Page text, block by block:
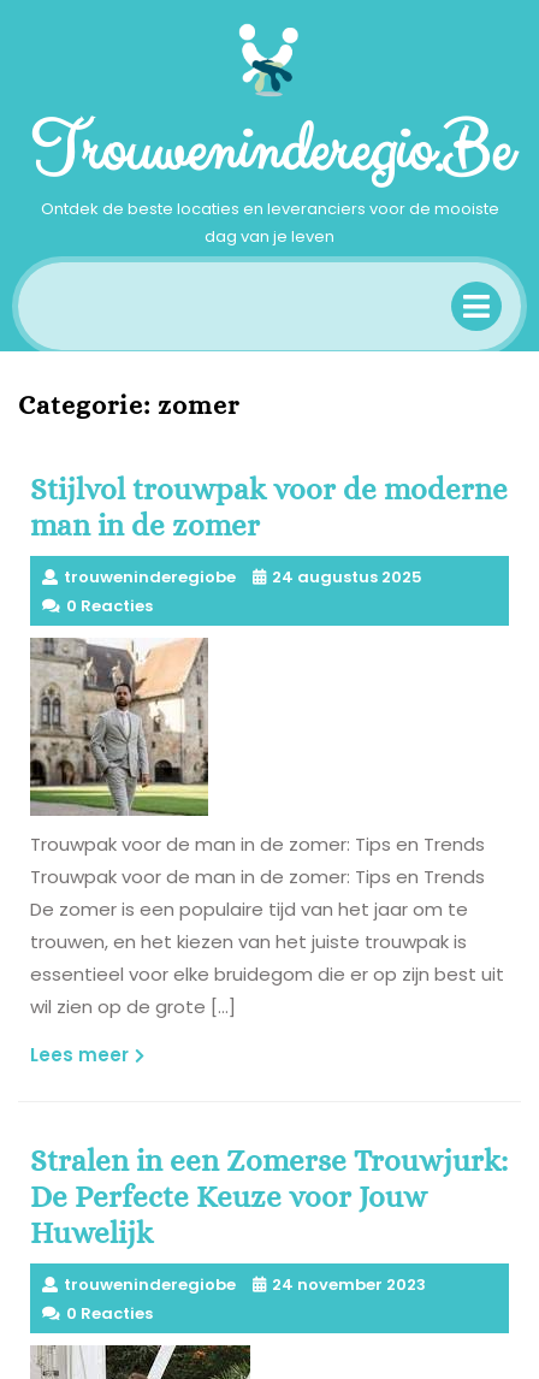
Trouweninderegio.be
Ontdek de beste locaties en leveranciers voor de mooiste
dag van je leven
Categorie: zomer
Stijlvol trouwpak voor de moderne
man in de zomer
trouweninderegiobe
24 augustus 2025
0 Reacties
Trouwpak voor de man in de zomer: Tips en Trends
Trouwpak voor de man in de zomer: Tips en Trends
De zomer is een populaire tijd van het jaar om te
trouwen, en het kiezen van het juiste trouwpak is
essentieel voor elke bruidegom die er op zijn best uit
wil zien op de grote […]
Lees meer Lees
Stralen in een Zomerse Trouwjurk:
De Perfecte Keuze voor Jouw
Huwelijk
trouweninderegiobe
24 november 2023
0 Reacties